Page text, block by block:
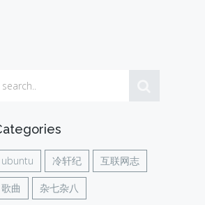
ubuntu 冷轩纪 互联网志
歌曲 杂七杂八